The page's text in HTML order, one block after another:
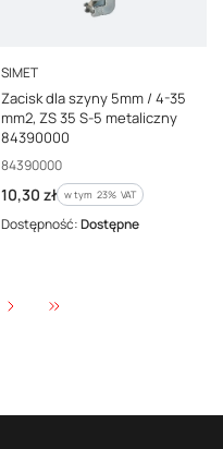
PRODUCENT
SIMET
Zacisk dla szyny 5mm / 4-35
mm2, ZS 35 S-5 metaliczny
84390000
Kod producenta
84390000
Cena brutto
10,30 zł w tym %s VAT
w tym 23% VAT
Dostępność:Dostępne
Przejdź do ostatniej